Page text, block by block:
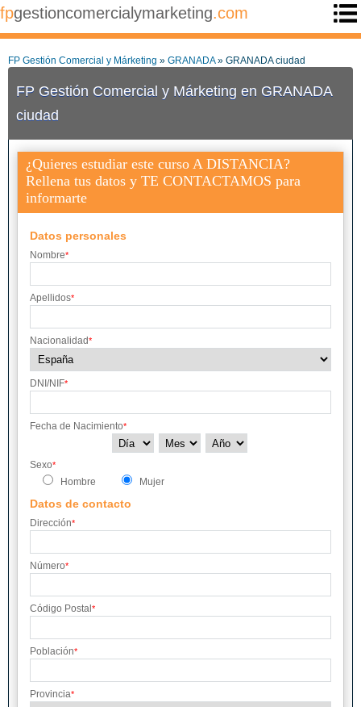
fpgestioncomercialymarketing.com
FP Gestión Comercial y Márketing » GRANADA» GRANADA ciudad
FP Gestión Comercial y Márketing en GRANADA
ciudad
¿Quieres estudiar este curso A DISTANCIA?
Rellena tus datos y TE CONTACTAMOS para
informarte
Datos personales
Nombre*
Apellidos*
Nacionalidad*
DNI/NIF*
Fecha de Nacimiento*
Sexo*
Hombre Mujer
Datos de contacto
Dirección*
Número*
Código Postal *
Población*
Provincia*